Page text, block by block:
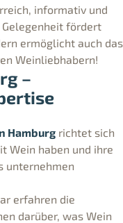
informativ und
fördert
ermöglicht auch das
Weinliebhabern!
–
Hamburg richtet sich
Wein haben und ihre
unternehmen
erfahren die
darüber, was Wein